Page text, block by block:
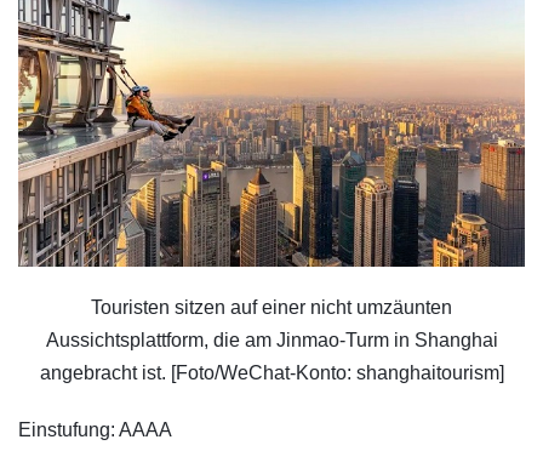
Touristen sitzen auf einer nicht umzäunten
Aussichtsplattform, die am Jinmao-Turm in Shanghai
angebracht ist. [Foto/WeChat-Konto: shanghaitourism]
Einstufung: AAAA